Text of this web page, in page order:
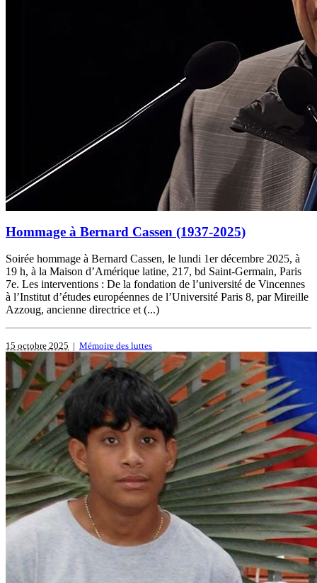
Hommage à Bernard Cassen (1937-2025)
Soirée hommage à Bernard Cassen, le lundi 1er décembre 2025, à
19 h, à la Maison d’Amérique latine, 217, bd Saint-Germain, Paris
7e. Les interventions : De la fondation de l’université de Vincennes
à l’Institut d’études européennes de l’Université Paris 8, par Mireille
Azzoug, ancienne directrice et (...)
15 octobre 2025 | Mémoire des luttes